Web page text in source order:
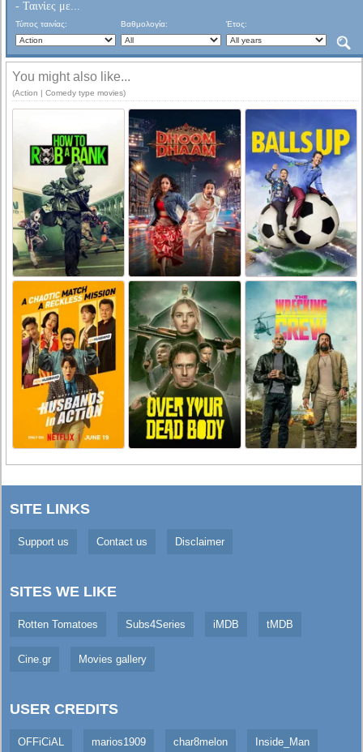
- Ταινίες με...
Τύπος ταινίας: Βαθμολογία: Έτος:
You might also like...
(Action | Comedy type movies)
SITE LINKS
Support us Contact us Disclaimer
SITES WE LIKE
Rotten Tomatoes Subs4Series iMDB tMDB
Cine.gr Movies gallery
USER CREDITS
OFFiCiAL marios1909 char8melon Inside_Man